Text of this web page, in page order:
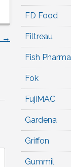
→
FD Food
Filtreau
Fish Pharma
Fok
FujiMAC
Gardena
Griffon
Gummil